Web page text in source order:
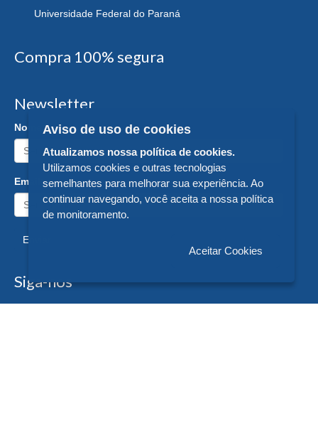
Universidade Federal do Paraná
Compra 100% segura
Newsletter
Nome:
Email:
Enviar
Siga-nos
Aviso de uso de cookies
Atualizamos nossa política de cookies.
Utilizamos cookies e outras tecnologias
semelhantes para melhorar sua experiência. Ao
continuar navegando, você aceita a nossa política
de monitoramento.
Aceitar Cookies